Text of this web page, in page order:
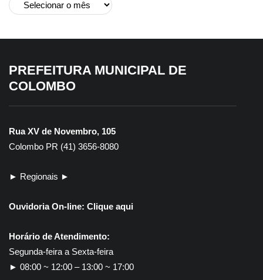
PREFEITURA MUNICIPAL DE
COLOMBO
Rua XV de Novembro, 105
Colombo PR (41) 3656-8080
► Regionais ►
Ouvidoria On-line: Clique aqui
Horário de Atendimento:
Segunda-feira a Sexta-feira
► 08:00 ~ 12:00 – 13:00 ~ 17:00